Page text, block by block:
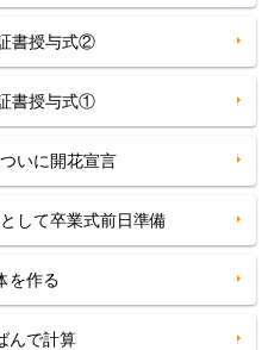
書授与式②
書授与式①
いに開花宣言
して卒業式前日準備
を作る
んで計算